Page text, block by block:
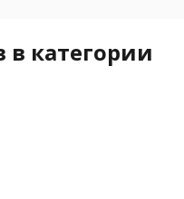
в категории